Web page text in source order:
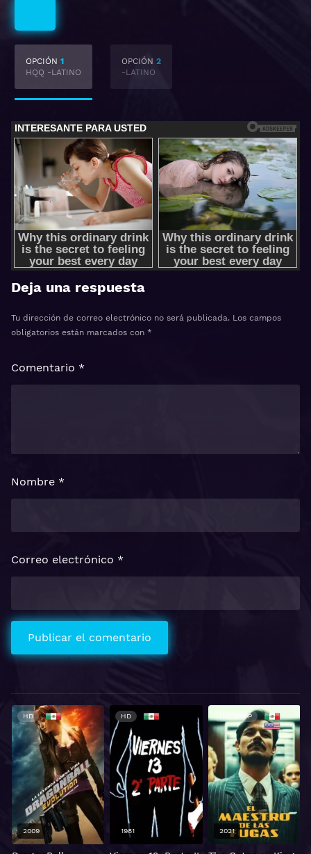
OPCIÓN 1
HQQ -LATINO
OPCIÓN 2
-LATINO
Deja una respuesta
Tu dirección de correo electrónico no será publicada. Los campos
obligatorios están marcados con *
Comentario *
Nombre *
Correo electrónico *
HD
2009
HD
1981
HD 1080P
2021